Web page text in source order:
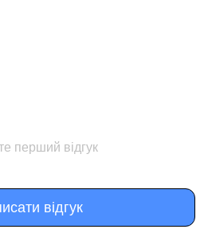
перший відгук
відгук